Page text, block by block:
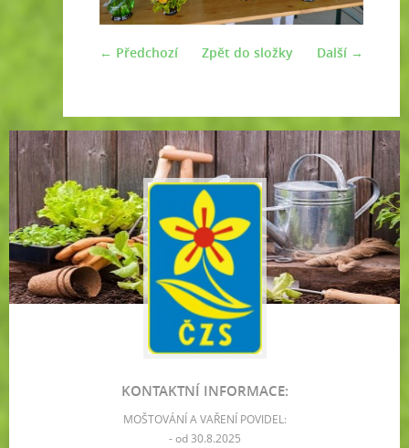
← Předchozí Další →
Zpět do složky
KONTAKTNÍ INFORMACE:
MOŠTOVÁNÍ A VAŘENÍ POVIDEL:
- od 30.8.2025